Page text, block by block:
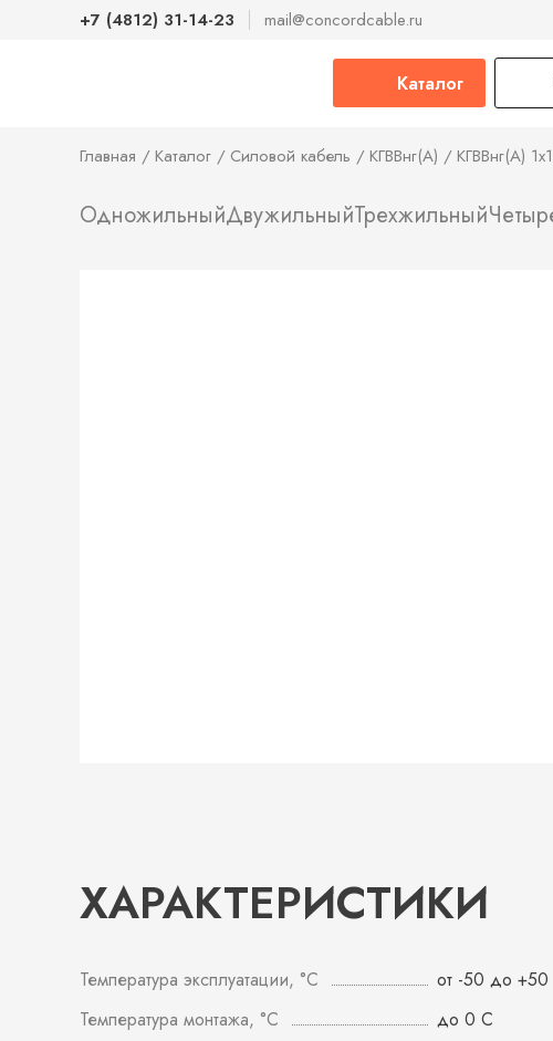
+7 (4812) 31-14-23 mail@concordcable.ru
Каталог
Главная Каталог Силовой кабель КГВВнг(А) КГВВнг(А)
ОдножильныйДвужильныйТрехжильный
ХАРАКТЕРИСТИКИ
Температура эксплуатации, °С
от -50 до +50
Температура монтажа, °С
до 0 С